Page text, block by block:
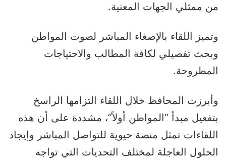
من ممثلي الجهات المعنية.
وتميز اللقاء بالإصغاء المباشر لصوت المواطن
وبحث تفصيلي لكافة المطالب والاحتياجات
المطروحة.
وأبرزت المحافظ خلال اللقاء التزامها الراسخ
بتفعيل مبدأ “المواطن أولاً”، مشددة على أن هذه
اللقاءات تمثل منصة حيوية للتواصل المباشر وإيجاد
الحلول العاجلة لمختلف التحديات التي تواجه